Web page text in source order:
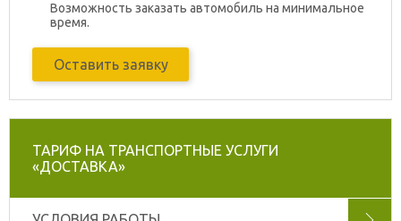
Возможность заказать автомобиль на минимальное
время.
Оставить заявку
ТАРИФ НА ТРАНСПОРТНЫЕ УСЛУГИ
«ДОСТАВКА»